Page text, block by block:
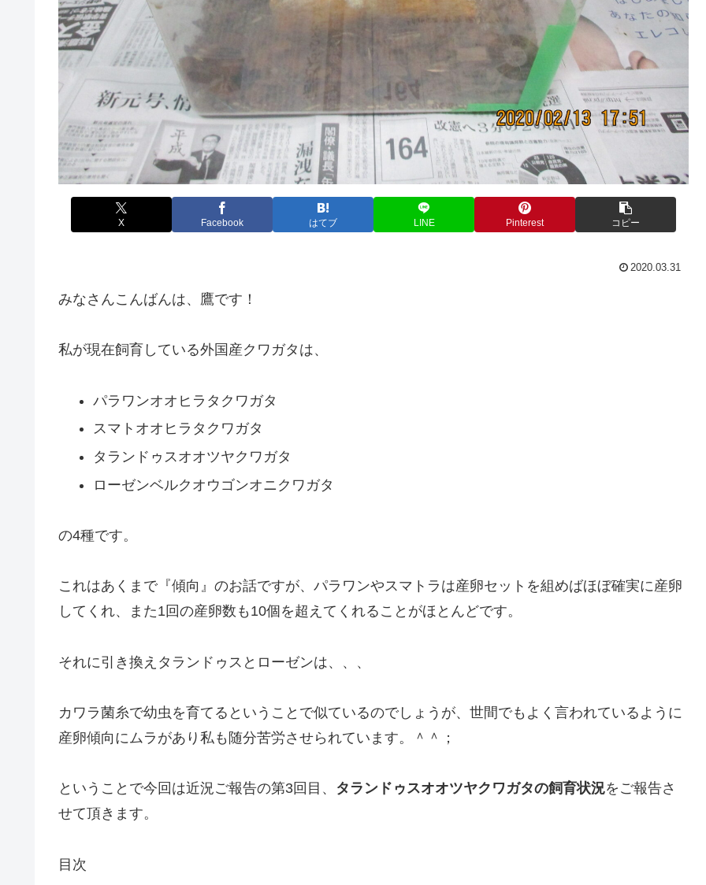
X Facebook はてブ LINE Pinterest コピー
2020.03.31
みなさんこんばんは、鷹です！
私が現在飼育している外国産クワガタは、
パラワンオオヒラタクワガタ
スマトオオヒラタクワガタ
タランドゥスオオツヤクワガタ
ローゼンベルクオウゴンオニクワガタ
の4種です。
これはあくまで『傾向』のお話ですが、パラワンやスマトラは産卵セットを組めばほぼ確実に産卵
してくれ、また1回の産卵数も10個を超えてくれることがほとんどです。
それに引き換えタランドゥスとローゼンは、、、
カワラ菌糸で幼虫を育てるということで似ているのでしょうが、世間でもよく言われているように
産卵傾向にムラがあり私も随分苦労させられています。＾＾；
ということで今回は近況ご報告の第3回目、 タランドゥスオオツヤクワガタの飼育状況をご報告さ
せて頂きます。
目次